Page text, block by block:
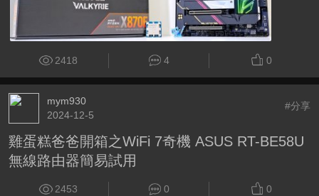
2418 4 0
mym930
2024-12-5
#分享
雞蛋糕爸爸開箱之WiFi 7奇機 ASUS RT-BE58U
無線路由器簡易試用
2453 0 0